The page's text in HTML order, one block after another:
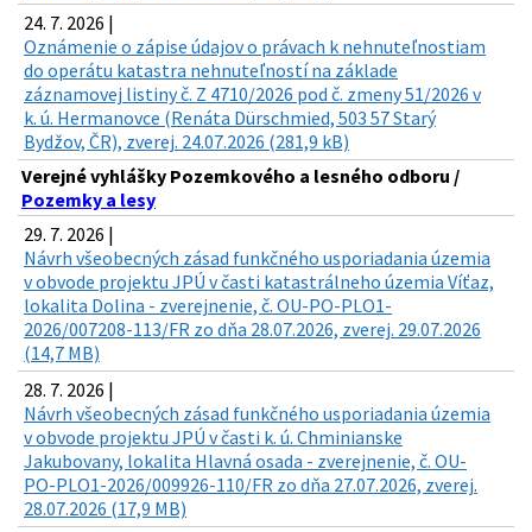
24. 7. 2026 |
Oznámenie o zápise údajov o právach k nehnuteľnostiam
do operátu katastra nehnuteľností na základe
záznamovej listiny č. Z 4710/2026 pod č. zmeny 51/2026 v
k. ú. Hermanovce (Renáta Dürschmied, 503 57 Starý
Bydžov, ČR), zverej. 24.07.2026 (281,9 kB)
Verejné vyhlášky Pozemkového a lesného odboru /
Pozemky a lesy
29. 7. 2026 |
Návrh všeobecných zásad funkčného usporiadania územia
v obvode projektu JPÚ v časti katastrálneho územia Víťaz,
lokalita Dolina - zverejnenie, č. OU-PO-PLO1-
2026/007208-113/FR zo dňa 28.07.2026, zverej. 29.07.2026
(14,7 MB)
28. 7. 2026 |
Návrh všeobecných zásad funkčného usporiadania územia
v obvode projektu JPÚ v časti k. ú. Chminianske
Jakubovany, lokalita Hlavná osada - zverejnenie, č. OU-
PO-PLO1-2026/009926-110/FR zo dňa 27.07.2026, zverej.
28.07.2026 (17,9 MB)